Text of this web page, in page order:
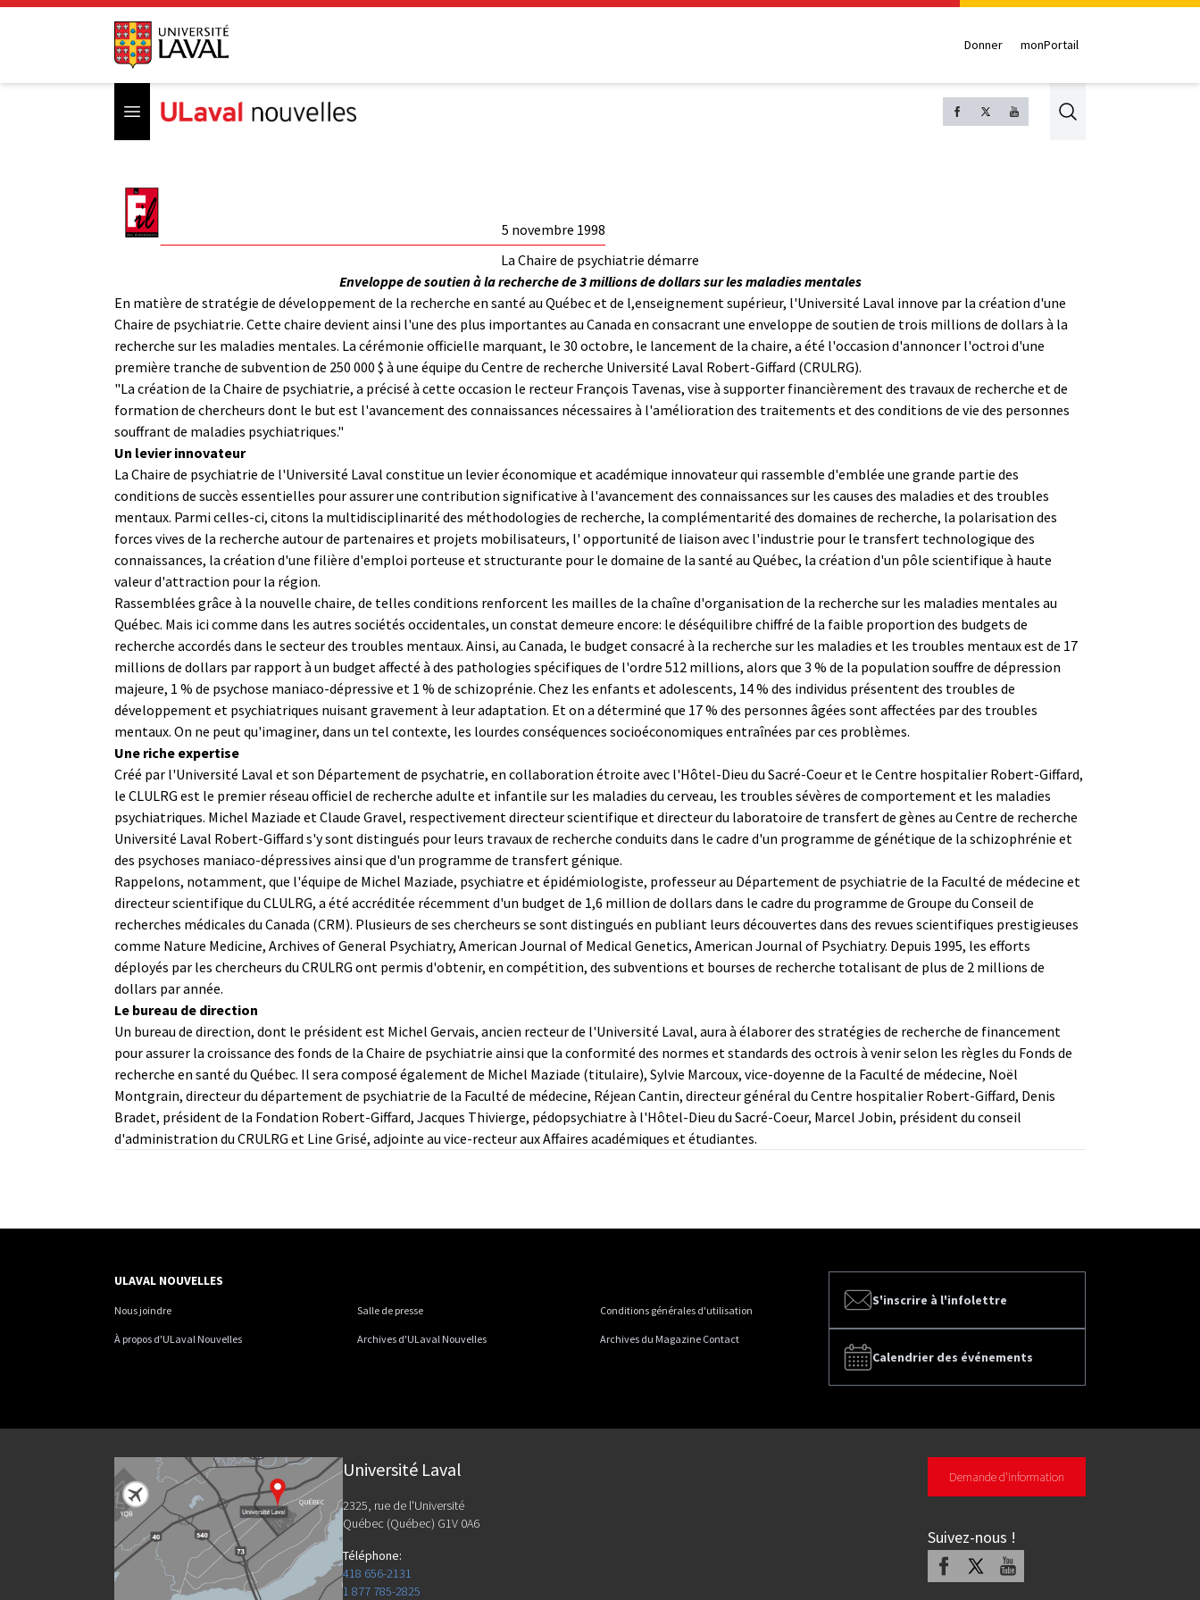
Donner monPortail
Open menu Search
5 novembre 1998
La Chaire de psychiatrie démarre
Enveloppe de soutien à la recherche de 3 millions de dollars sur les maladies mentales
En matière de stratégie de développement de la recherche en santé au Québec et de l,enseignement supérieur, l'Université Laval innove par la création d'une
Chaire de psychiatrie. Cette chaire devient ainsi l'une des plus importantes au Canada en consacrant une enveloppe de soutien de trois millions de dollars à la
recherche sur les maladies mentales. La cérémonie officielle marquant, le 30 octobre, le lancement de la chaire, a été l'occasion d'annoncer l'octroi d'une
première tranche de subvention de 250 000 $ à une équipe du Centre de recherche Université Laval Robert-Giffard (CRULRG).
"La création de la Chaire de psychiatrie, a précisé à cette occasion le recteur François Tavenas, vise à supporter financièrement des travaux de recherche et de
formation de chercheurs dont le but est l'avancement des connaissances nécessaires à l'amélioration des traitements et des conditions de vie des personnes
souffrant de maladies psychiatriques."
Un levier innovateur
La Chaire de psychiatrie de l'Université Laval constitue un levier économique et académique innovateur qui rassemble d'emblée une grande partie des
conditions de succès essentielles pour assurer une contribution significative à l'avancement des connaissances sur les causes des maladies et des troubles
mentaux. Parmi celles-ci, citons la multidisciplinarité des méthodologies de recherche, la complémentarité des domaines de recherche, la polarisation des
forces vives de la recherche autour de partenaires et projets mobilisateurs, l' opportunité de liaison avec l'industrie pour le transfert technologique des
connaissances, la création d'une filière d'emploi porteuse et structurante pour le domaine de la santé au Québec, la création d'un pôle scientifique à haute
valeur d'attraction pour la région.
Rassemblées grâce à la nouvelle chaire, de telles conditions renforcent les mailles de la chaîne d'organisation de la recherche sur les maladies mentales au
Québec. Mais ici comme dans les autres sociétés occidentales, un constat demeure encore: le déséquilibre chiffré de la faible proportion des budgets de
recherche accordés dans le secteur des troubles mentaux. Ainsi, au Canada, le budget consacré à la recherche sur les maladies et les troubles mentaux est de 17
millions de dollars par rapport à un budget affecté à des pathologies spécifiques de l'ordre 512 millions, alors que 3 % de la population souffre de dépression
majeure, 1 % de psychose maniaco-dépressive et 1 % de schizoprénie. Chez les enfants et adolescents, 14 % des individus présentent des troubles de
développement et psychiatriques nuisant gravement à leur adaptation. Et on a déterminé que 17 % des personnes âgées sont affectées par des troubles
mentaux. On ne peut qu'imaginer, dans un tel contexte, les lourdes conséquences socioéconomiques entraînées par ces problèmes.
Une riche expertise
Créé par l'Université Laval et son Département de psychatrie, en collaboration étroite avec l'Hôtel-Dieu du Sacré-Coeur et le Centre hospitalier Robert-Giffard,
le CLULRG est le premier réseau officiel de recherche adulte et infantile sur les maladies du cerveau, les troubles sévères de comportement et les maladies
psychiatriques. Michel Maziade et Claude Gravel, respectivement directeur scientifique et directeur du laboratoire de transfert de gènes au Centre de recherche
Université Laval Robert-Giffard s'y sont distingués pour leurs travaux de recherche conduits dans le cadre d'un programme de génétique de la schizophrénie et
des psychoses maniaco-dépressives ainsi que d'un programme de transfert génique.
Rappelons, notamment, que l'équipe de Michel Maziade, psychiatre et épidémiologiste, professeur au Département de psychiatrie de la Faculté de médecine et
directeur scientifique du CLULRG, a été accréditée récemment d'un budget de 1,6 million de dollars dans le cadre du programme de Groupe du Conseil de
recherches médicales du Canada (CRM). Plusieurs de ses chercheurs se sont distingués en publiant leurs découvertes dans des revues scientifiques prestigieuses
comme Nature Medicine, Archives of General Psychiatry, American Journal of Medical Genetics, American Journal of Psychiatry. Depuis 1995, les efforts
déployés par les chercheurs du CRULRG ont permis d'obtenir, en compétition, des subventions et bourses de recherche totalisant de plus de 2 millions de
dollars par année.
Le bureau de direction
Un bureau de direction, dont le président est Michel Gervais, ancien recteur de l'Université Laval, aura à élaborer des stratégies de recherche de financement
pour assurer la croissance des fonds de la Chaire de psychiatrie ainsi que la conformité des normes et standards des octrois à venir selon les règles du Fonds de
recherche en santé du Québec. Il sera composé également de Michel Maziade (titulaire), Sylvie Marcoux, vice-doyenne de la Faculté de médecine, Noël
Montgrain, directeur du département de psychiatrie de la Faculté de médecine, Réjean Cantin, directeur général du Centre hospitalier Robert-Giffard, Denis
Bradet, président de la Fondation Robert-Giffard, Jacques Thivierge, pédopsychiatre à l'Hôtel-Dieu du Sacré-Coeur, Marcel Jobin, président du conseil
d'administration du CRULRG et Line Grisé, adjointe au vice-recteur aux Affaires académiques et étudiantes.
S'inscrire à l'infolettre
Calendrier des événements
ULAVAL NOUVELLES
Nous joindre Salle de presse Conditions générales d'utilisation
À propos d'ULaval Nouvelles Archives d'ULaval Nouvelles Archives du Magazine Contact
Université Laval
2325, rue de l'Université
Québec (Québec) G1V 0A6
Téléphone:
418 656-2131
1 877 785-2825
Demande d'information
Suivez-nous !
Facebook Youtube